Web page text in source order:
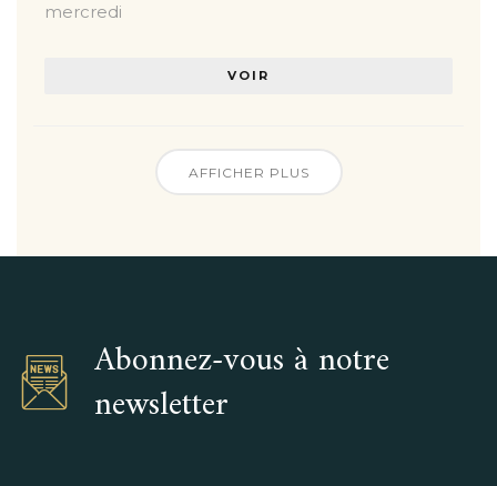
mercredi
VOIR
AFFICHER PLUS
Abonnez-vous à notre
newsletter